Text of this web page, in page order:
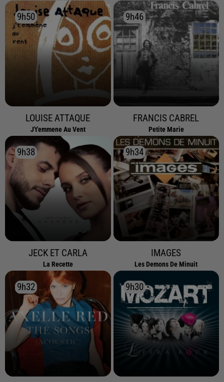
9h50
9h50
LOUISE ATTAQUE
J't'emmene Au Vent
9h46
9h46
FRANCIS CABREL
Petite Marie
9h38
9h38
JECK ET CARLA
La Recette
9h34
9h34
IMAGES
Les Demons De Minuit
9h32
9h32 9h30
9h30